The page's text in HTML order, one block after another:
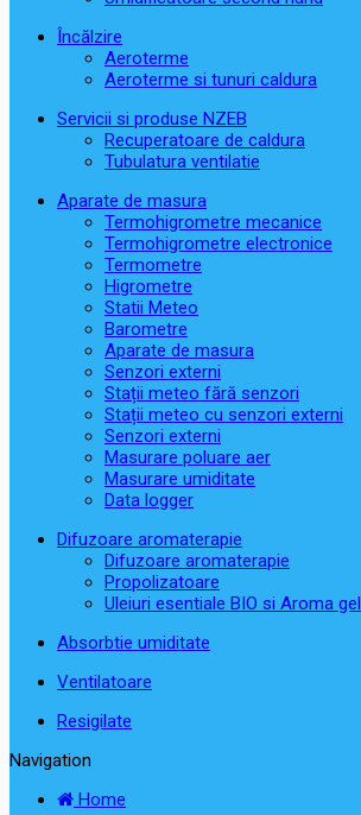
Încălzire
Aeroterme
Aeroterme si tunuri caldura
Servicii si produse NZEB
Recuperatoare de caldura
Tubulatura ventilatie
Aparate de masura
Termohigrometre mecanice
Termohigrometre electronice
Termometre
Higrometre
Statii Meteo
Barometre
Aparate de masura
Senzori externi
Stații meteo fără senzori
Stații meteo cu senzori externi
Senzori externi
Masurare poluare aer
Masurare umiditate
Data logger
Difuzoare aromaterapie
Difuzoare aromaterapie
Propolizatoare
Uleiuri esentiale BIO si Aroma gel
Absorbtie umiditate
Ventilatoare
Resigilate
Navigation
Home